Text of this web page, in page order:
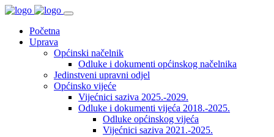
Početna
Uprava
Općinski načelnik
Odluke i dokumenti općinskog načelnika
Jedinstveni upravni odjel
Općinsko vijeće
Vijećnici saziva 2025.-2029.
Odluke i dokumenti vijeća 2018.-2025.
Odluke općinskog vijeća
Vijećnici saziva 2021.-2025.